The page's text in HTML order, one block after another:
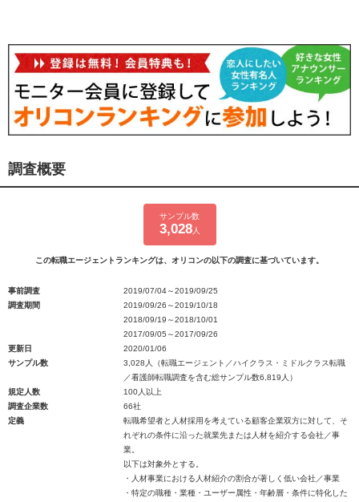
調査概要
サンプル数
3,028人
この転職エージェントランキングは、オリコンの以下の調査に基づいています。
事前調査
2019/07/04～2019/09/25
調査期間
2019/09/26～2019/10/18
2018/09/19～2018/10/01
2017/09/05～2017/09/26
更新日
2020/01/06
サンプル数
3,028人（転職エージェント／ハイクラス・ミドルクラス転職
／看護師転職調査を含む総サンプル数6,819人）
規定人数
100人以上
調査企業数
66社
定義
転職希望者と人材採用を考えている顧客企業双方に対して、そ
れぞれの条件に沿った就業先または人材を紹介する会社／事
業。
以下は対象外とする。
・人材事業における人材紹介の割合が著しく低い会社／事業
・特定の職種・業種・ユーザー属性・年齢層・条件に特化した